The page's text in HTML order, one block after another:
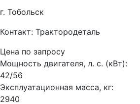
г. Тобольск
Контакт: Трактородеталь
Цена по запросу
Мощность двигателя, л. с. (кВт):
42/56
Эксплуатационная масса, кг:
2940